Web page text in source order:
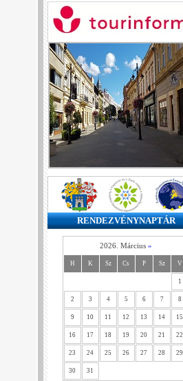
RENDEZVÉNYNAPTÁR
2026. Március »
H K Sz Cs P Sz V
1
2 3 4 5 6 7 8
9 10 11 12 13 14 15
16 17 18 19 20 21 22
23 24 25 26 27 28 29
30 31